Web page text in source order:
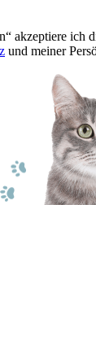
akzeptiere ich
und meiner